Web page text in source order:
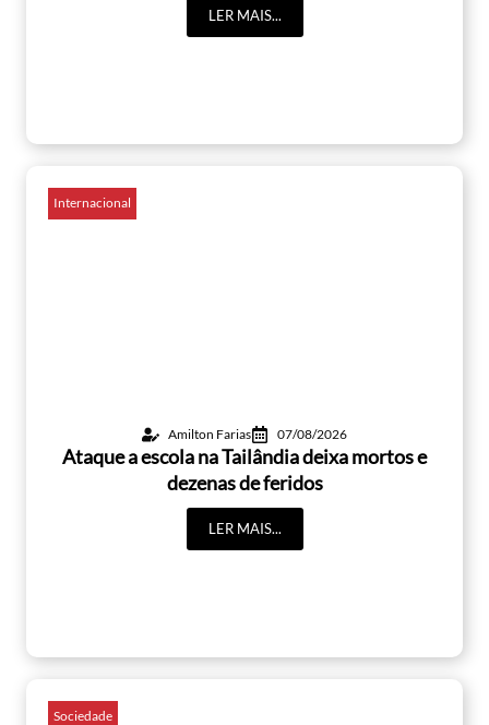
LER MAIS...
Internacional
Amilton Farias 07/08/2026
Ataque a escola na Tailândia deixa mortos e
dezenas de feridos
LER MAIS...
Sociedade